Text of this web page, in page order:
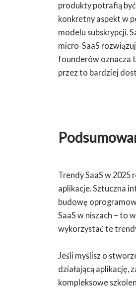
produkty potrafią
konkretny aspekt w
modelu subskrypcji.
micro-SaaS
founderów oznacza
przez to bardziej
Trendy SaaS w 2025
aplikacje. Sztuczna
budowę
SaaS w niszach – to
wykorzystać te
Jeśli myślisz o
działającą aplikację,
kompleksowe